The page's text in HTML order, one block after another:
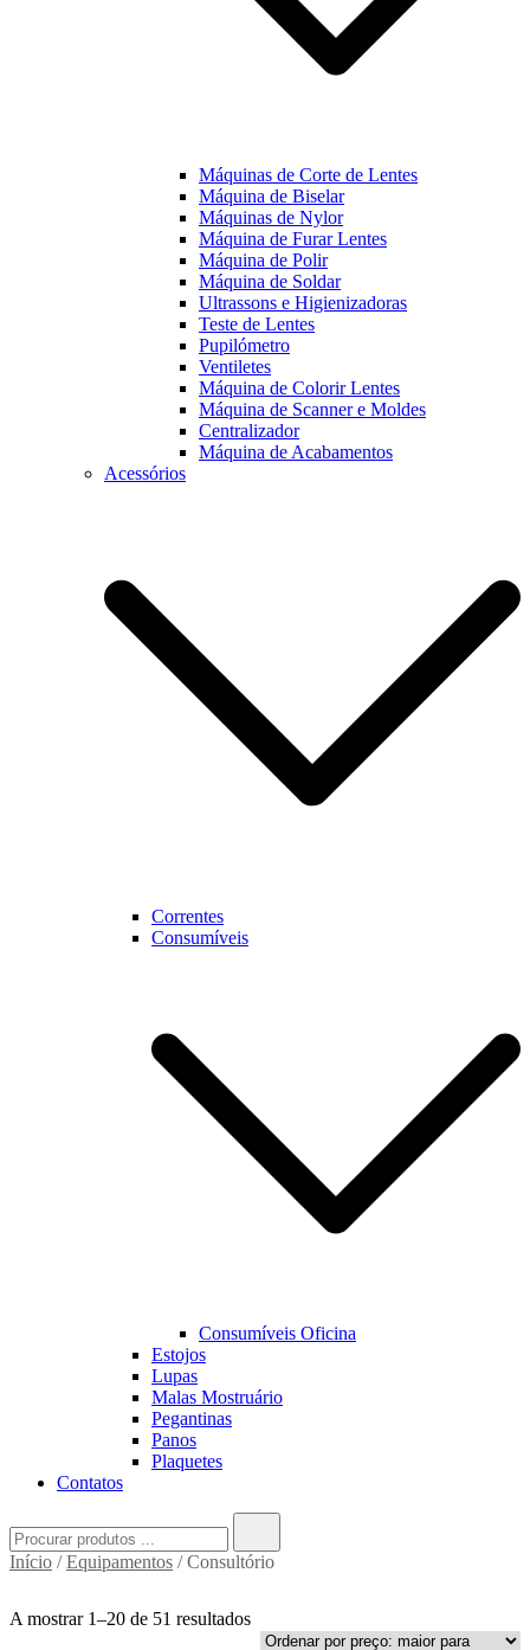
Máquinas de Corte de Lentes
Máquina de Biselar
Máquinas de Nylor
Máquina de Furar Lentes
Máquina de Polir
Máquina de Soldar
Ultrassons e Higienizadoras
Teste de Lentes
Pupilómetro
Ventiletes
Máquina de Colorir Lentes
Máquina de Scanner e Moldes
Centralizador
Máquina de Acabamentos
Acessórios
Correntes
Consumíveis
Consumíveis Oficina
Estojos
Lupas
Malas Mostruário
Pegantinas
Panos
Plaquetes
Contatos
for:
Início /Equipamentos / Consultório
A mostrar 1–20 de 51 resultados